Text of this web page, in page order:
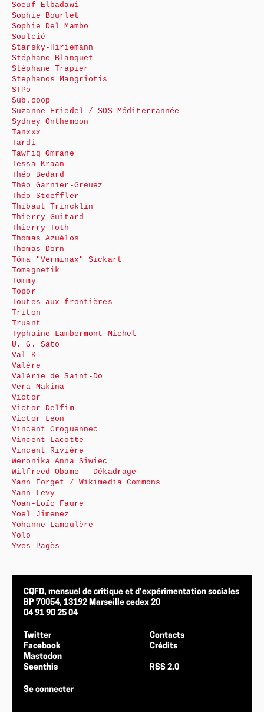
Soeuf Elbadawi
Sophie Bourlet
Sophie Del Mambo
Soulcié
Starsky-Hiriemann
Stéphane Blanquet
Stéphane Trapier
Stephanos Mangriotis
STPo
Sub.coop
Suzanne Friedel / SOS Méditerrannée
Sydney Onthemoon
Tanxxx
Tardi
Tawfiq Omrane
Tessa Kraan
Théo Bedard
Théo Garnier-Greuez
Théo Stoeffler
Thibaut Trincklin
Thierry Guitard
Thierry Toth
Thomas Azuélos
Thomas Dorn
Tôma "Verminax" Sickart
Tomagnetik
Tommy
Topor
Toutes aux frontières
Triton
Truant
Typhaine Lambermont-Michel
U. G. Sato
Val K
Valère
Valérie de Saint-Do
Vera Makina
Victor
Victor Delfim
Victor Leon
Vincent Croguennec
Vincent Lacotte
Vincent Rivière
Weronika Anna Siwiec
Wilfreed Obame – Dékadrage
Yann Forget / Wikimedia Commons
Yann Levy
Yoan-Loïc Faure
Yoel Jimenez
Yohanne Lamoulère
Yolo
Yves Pagès
CQFD, mensuel de critique et d’expérimentation sociales
BP 70054, 13192 Marseille cedex 20
04 91 90 25 04
Twitter
Facebook
Mastodon
Seenthis
Contacts
Crédits
RSS 2.0
Se connecter